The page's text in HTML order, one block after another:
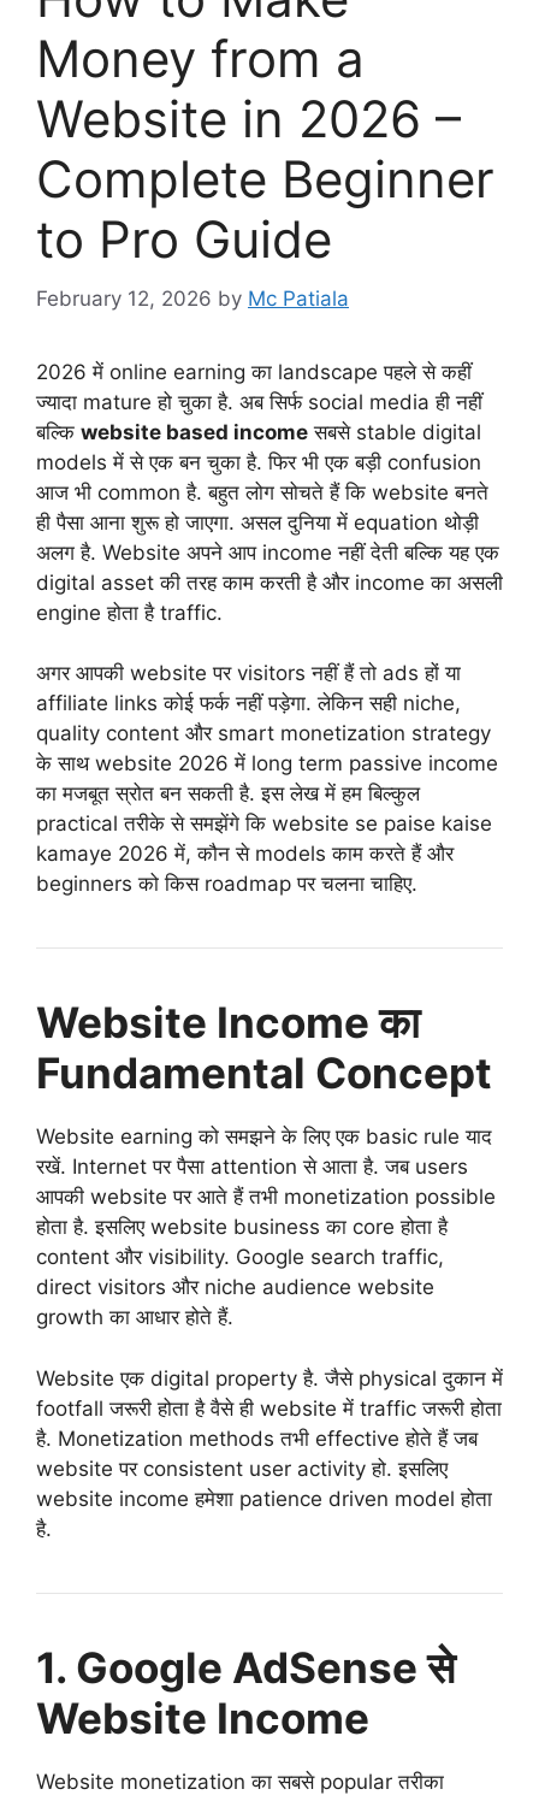
Money from a
Website in 2026 –
Complete Beginner
to Pro Guide
February 12, 2026 by Mc Patiala
2026 में online earning का landscape पहले से कहीं
ज्यादा mature हो चुका है. अब सिर्फ social media ही नहीं
बल्कि website based income सबसे stable digital
models में से एक बन चुका है. फिर भी एक बड़ी confusion
आज भी common है. बहुत लोग सोचते हैं कि website बनते
ही पैसा आना शुरू हो जाएगा. असल दुनिया में equation थोड़ी
अलग है. Website अपने आप income नहीं देती बल्कि यह एक
digital asset की तरह काम करती है और income का असली
engine होता है traffic.
अगर आपकी website पर visitors नहीं हैं तो ads हों या
affiliate links कोई फर्क नहीं पड़ेगा. लेकिन सही niche,
quality content और smart monetization strategy
के साथ website 2026 में long term passive income
का मजबूत स्रोत बन सकती है. इस लेख में हम बिल्कुल
practical तरीके से समझेंगे कि website se paise kaise
kamaye 2026 में, कौन से models काम करते हैं और
beginners को किस roadmap पर चलना चाहिए.
Website Income का
Fundamental Concept
Website earning को समझने के लिए एक basic rule याद
रखें. Internet पर पैसा attention से आता है. जब users
आपकी website पर आते हैं तभी monetization possible
होता है. इसलिए website business का core होता है
content और visibility. Google search traffic,
direct visitors और niche audience website
growth का आधार होते हैं.
Website एक digital property है. जैसे physical दुकान में
footfall जरूरी होता है वैसे ही website में traffic जरूरी होता
है. Monetization methods तभी effective होते हैं जब
website पर consistent user activity हो. इसलिए
website income हमेशा patience driven model होता
है.
1. Google AdSense से
Website Income
Website monetization का सबसे popular तरीका